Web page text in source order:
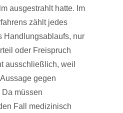
ausgestrahlt hatte. Im
zählt jedes
Handlungsablaufs, nur
oder Freispruch
ausschließlich, weil
gegen
Da müssen
Fall medizinisch